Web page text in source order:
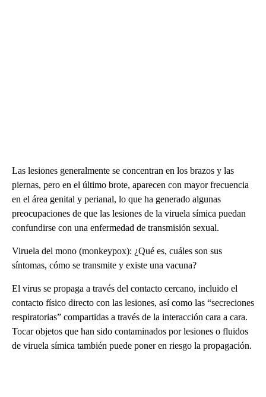
Las lesiones generalmente se concentran en los brazos y las
piernas, pero en el último brote, aparecen con mayor frecuencia
en el área genital y perianal, lo que ha generado algunas
preocupaciones de que las lesiones de la viruela símica puedan
confundirse con una enfermedad de transmisión sexual.
Viruela del mono (monkeypox): ¿Qué es, cuáles son sus
síntomas, cómo se transmite y existe una vacuna?
El virus se propaga a través del contacto cercano, incluido el
contacto físico directo con las lesiones, así como las “secreciones
respiratorias” compartidas a través de la interacción cara a cara.
Tocar objetos que han sido contaminados por lesiones o fluidos
de viruela símica también puede poner en riesgo la propagación.